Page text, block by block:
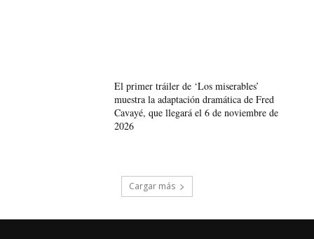
El primer tráiler de ‘Los miserables’
muestra la adaptación dramática de Fred
Cavayé, que llegará el 6 de noviembre de
2026
Cargar más